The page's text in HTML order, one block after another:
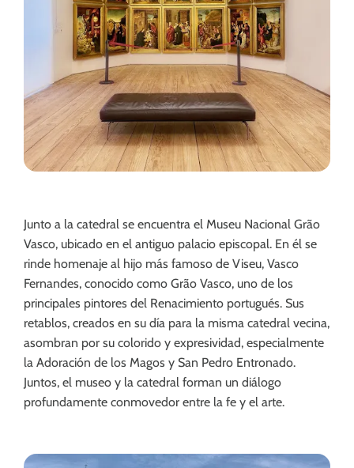
Junto a la catedral se encuentra el Museu Nacional Grão
Vasco, ubicado en el antiguo palacio episcopal. En él se
rinde homenaje al hijo más famoso de Viseu, Vasco
Fernandes, conocido como Grão Vasco, uno de los
principales pintores del Renacimiento portugués. Sus
retablos, creados en su día para la misma catedral vecina,
asombran por su colorido y expresividad, especialmente
la Adoración de los Magos y San Pedro Entronado.
Juntos, el museo y la catedral forman un diálogo
profundamente conmovedor entre la fe y el arte.